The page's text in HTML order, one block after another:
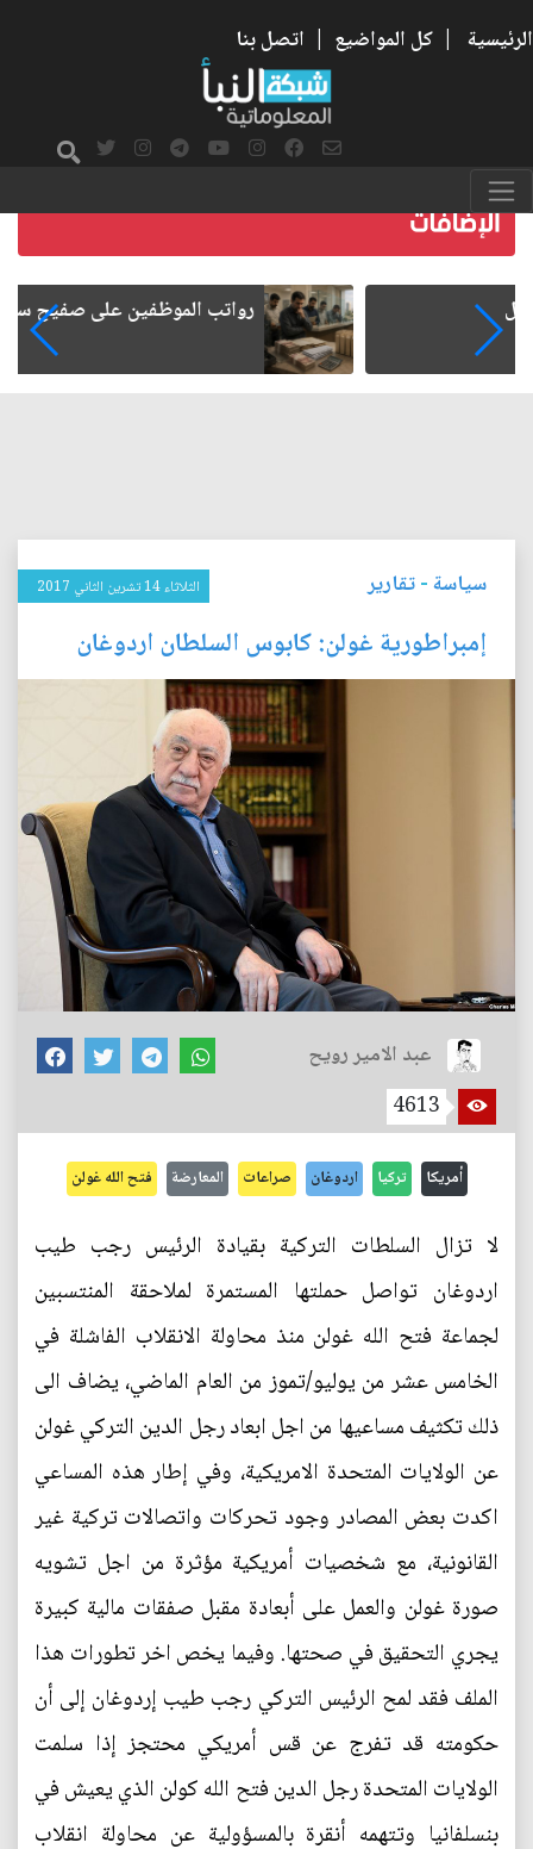
الرئيسية | كل المواضيع | اتصل بنا
رواتب الموظفين على صفيح ساخن
سياسة-تقارير الثلاثاء 14 تشرين الثاني 2017
إمبراطورية غولن: كابوس السلطان اردوغان
عبد الامير رويح
4613
أمريكا تركيا اردوغان صراعات المعارضة فتح الله غولن
لا تزال السلطات التركية بقيادة الرئيس رجب طيب
اردوغان تواصل حملتها المستمرة لملاحقة المنتسبين
لجماعة فتح الله غولن منذ محاولة الانقلاب الفاشلة في
الخامس عشر من يوليو/تموز من العام الماضي، يضاف الى
ذلك تكثيف مساعيها من اجل ابعاد رجل الدين التركي غولن
عن الولايات المتحدة الامريكية، وفي إطار هذه المساعي
اكدت بعض المصادر وجود تحركات واتصالات تركية غير
القانونية، مع شخصيات أمريكية مؤثرة من اجل تشويه
صورة غولن والعمل على أبعادة مقبل صفقات مالية كبيرة
يجري التحقيق في صحتها. وفيما يخص اخر تطورات هذا
الملف فقد لمح الرئيس التركي رجب طيب إردوغان إلى أن
حكومته قد تفرج عن قس أمريكي محتجز إذا سلمت
الولايات المتحدة رجل الدين فتح الله كولن الذي يعيش في
بنسلفانيا وتتهمه أنقرة بالمسؤولية عن محاولة انقلاب